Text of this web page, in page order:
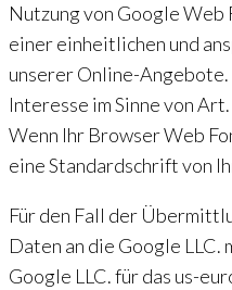
Nutzung von Google
einer einheitlichen und
unserer Online-
Interesse im Sinne von
Wenn Ihr Browser Web
eine Standardschrift von
Für den Fall der
Daten an die Google LLC.
Google LLC. für das us-